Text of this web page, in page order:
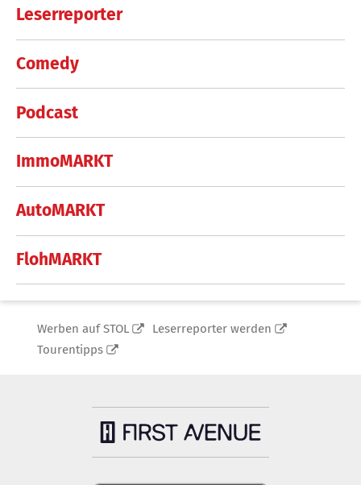
Leserreporter
Comedy
Podcast
ImmoMARKT
AutoMARKT
FlohMARKT
Werben auf STOL
Leserreporter werden
Tourentipps